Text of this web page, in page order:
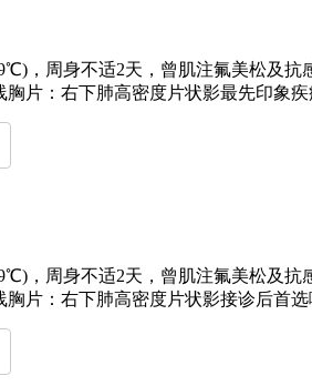
，周身不适2天，曾肌注氟美松及抗
片：右下肺高密度片状影最先印象疾
，周身不适2天，曾肌注氟美松及抗
片：右下肺高密度片状影接诊后首